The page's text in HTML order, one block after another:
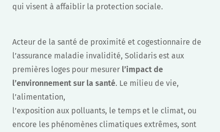
qui visent à affaiblir la protection sociale.
Acteur de la santé de proximité et cogestionnaire de
l’assurance maladie invalidité, Solidaris est aux
premières loges pour mesurer l’impact de
l’environnement sur la santé. Le milieu de vie,
l’alimentation,
l’exposition aux polluants, le temps et le climat, ou
encore les phénomènes climatiques extrêmes, sont